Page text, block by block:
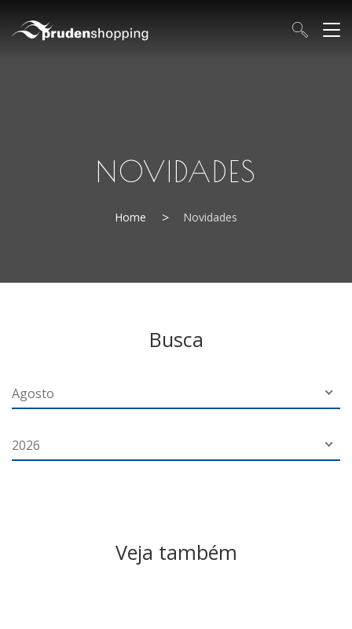
NOVIDADES
Home Novidades
Busca
Agosto
2026
Veja também